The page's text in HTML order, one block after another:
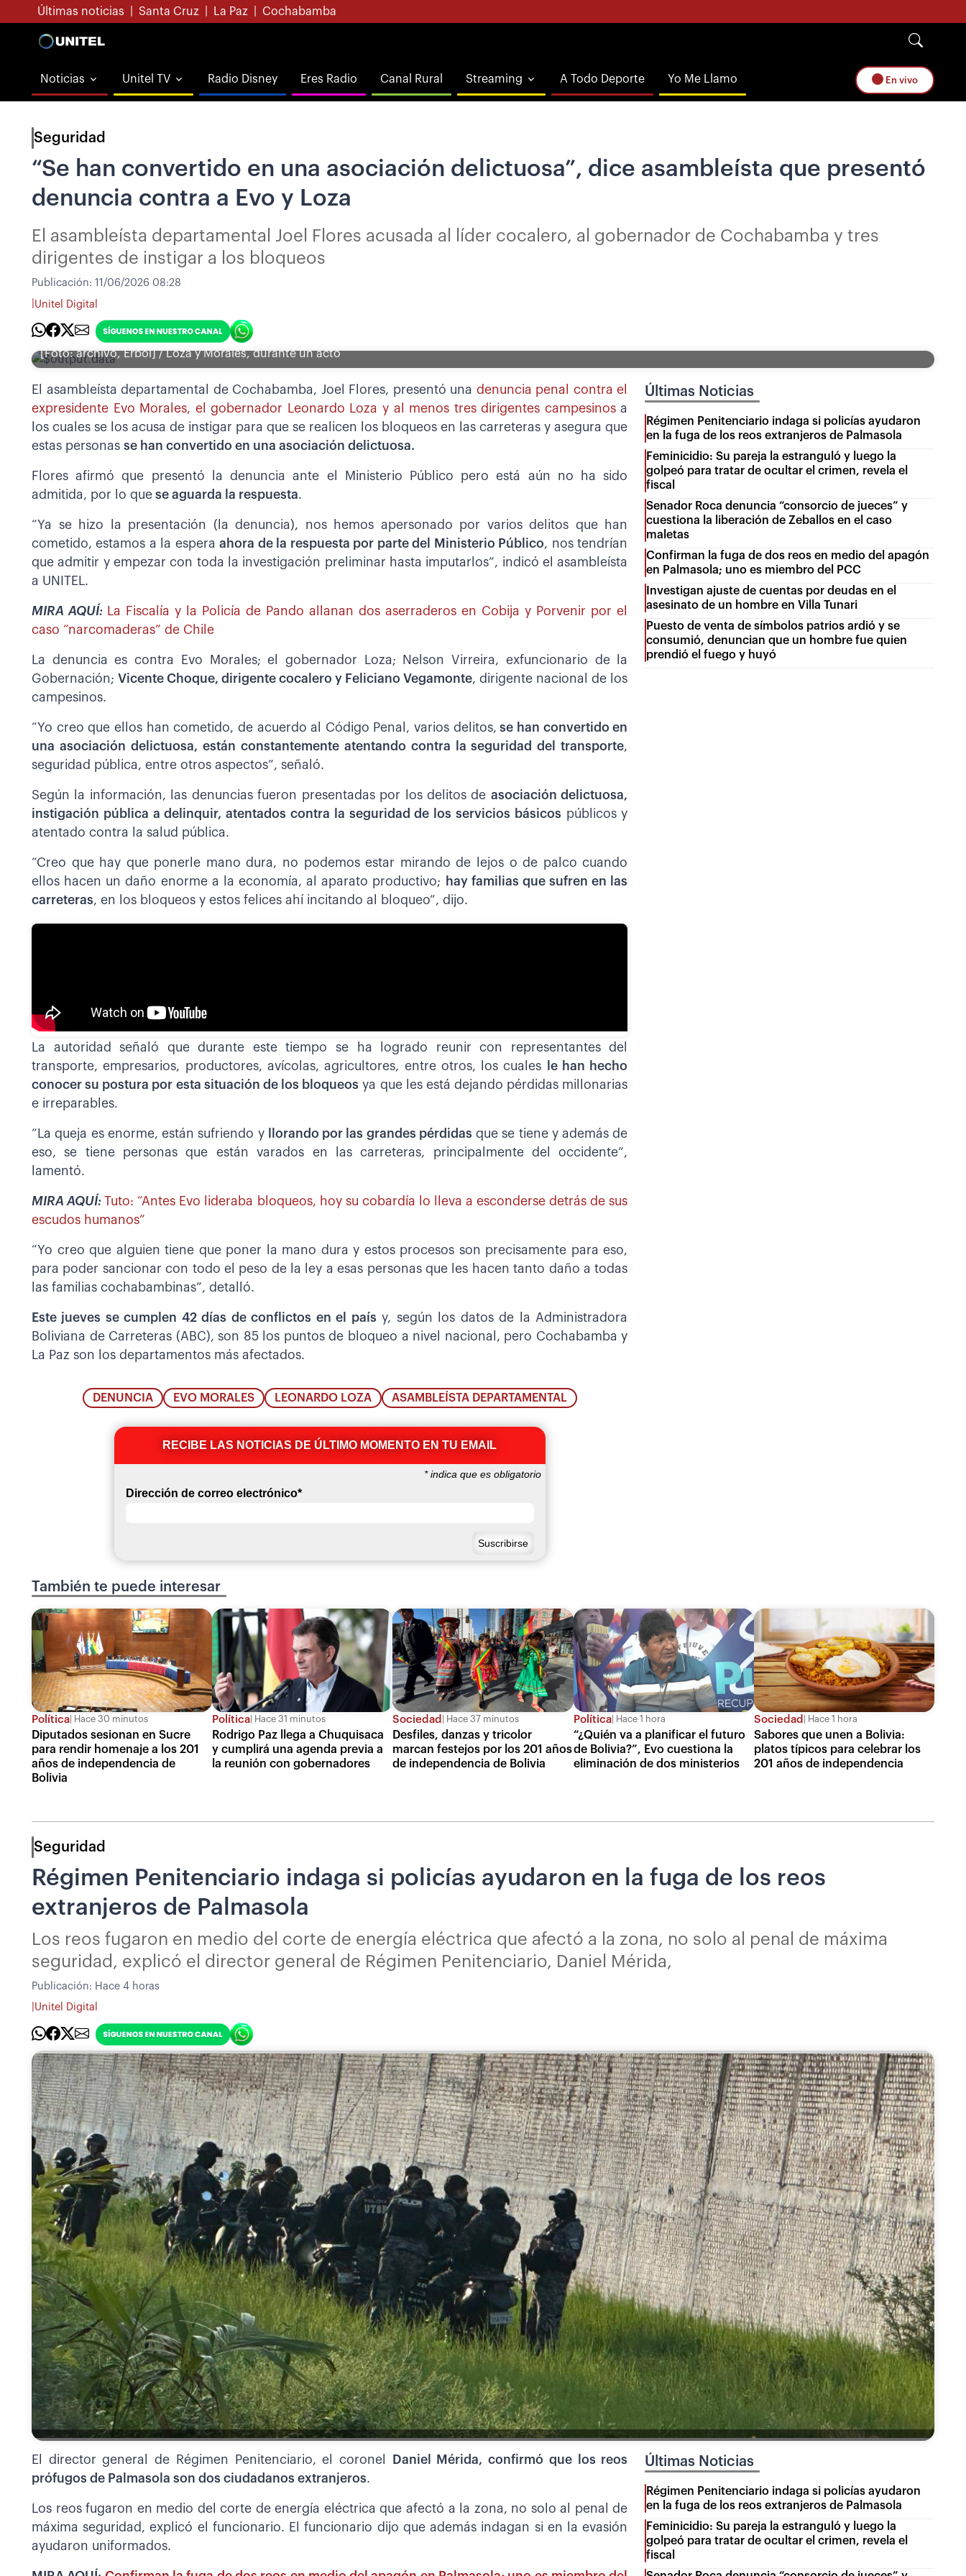
Últimas noticias Santa Cruz La Paz Cochabamba
Noticias Unitel TV Radio Disney Eres Radio Canal Rural Streaming A Todo Deporte Yo Me Llamo En vivo
Seguridad
“Se han convertido en una asociación delictuosa”, dice asambleísta que presentó
denuncia contra a Evo y Loza
El asambleísta departamental Joel Flores acusada al líder cocalero, al gobernador de Cochabamba y tres
dirigentes de instigar a los bloqueos
Publicación: 11/06/2026 08:28
Unitel Digital
[Foto: archivo, Erbol] / Loza y Morales, durante un acto
El asambleísta departamental de Cochabamba, Joel Flores, presentó una denuncia penal contra el
expresidente Evo Morales, el gobernador Leonardo Loza y al menos tres dirigentes campesinosa
los cuales se los acusa de instigar para que se realicen los bloqueos en las carreteras y asegura que
estas personas se han convertido en una asociación delictuosa.
Flores afirmó que presentó la denuncia ante el Ministerio Público pero está aún no ha sido
admitida, por lo que se aguarda la respuesta.
“Ya se hizo la presentación (la denuncia), nos hemos apersonado por varios delitos que han
cometido, estamos a la esperaahora de la respuesta por parte del Ministerio Público, nos tendrían
que admitir y empezar con toda la investigación preliminar hasta imputarlos”, indicó el asambleísta
a UNITEL.
MIRA AQUÍ: La Fiscalía y la Policía de Pando allanan dos aserraderos en Cobija y Porvenir por el
caso “narcomaderas” de Chile
La denuncia es contra Evo Morales; el gobernador Loza; Nelson Virreira, exfuncionario de la
Gobernación;Vicente Choque, dirigente cocalero y Feliciano Vegamonte, dirigente nacional de los
campesinos.
“Yo creo que ellos han cometido, de acuerdo al Código Penal, varios delitos, se han convertido en
una asociación delictuosa, están constantemente atentando contra la seguridad del transporte,
seguridad pública, entre otros aspectos”, señaló.
Según la información, las denuncias fueron presentadas por los delitos de asociación delictuosa,
instigación pública a delinquir, atentados contra la seguridad de los servicios básicos públicos y
atentado contra la salud pública.
“Creo que hay que ponerle mano dura, no podemos estar mirando de lejos o de palco cuando
ellos hacen un daño enorme a la economía, al aparato productivo;
hay familias que sufren en las
carreteras, en los bloqueos y estos felices ahí incitando al bloqueo”, dijo.
La autoridad señaló que durante este tiempo se ha logrado reunir con representantes del
transporte, empresarios, productores, avícolas, agricultores, entre otros, los cuales
le han hecho
conocer su postura por esta situación de los bloqueos ya que les está dejando pérdidas millonarias
e irreparables.
“La queja es enorme, están sufriendo y llorando por las grandes pérdidas que se tiene y además de
eso, se tiene personas que están varados en las carreteras, principalmente del occidente”,
lamentó.
MIRA AQUÍ:Tuto: “Antes Evo lideraba bloqueos, hoy su cobardía lo lleva a esconderse detrás de sus
escudos humanos”
“Yo creo que alguien tiene que poner la mano dura y estos procesos son precisamente para eso,
para poder sancionar con todo el peso de la ley a esas personas que les hacen tanto daño a todas
las familias cochabambinas”, detalló.
Este jueves se cumplen 42 días de conflictos en el país y, según los datos de la Administradora
Boliviana de Carreteras (ABC), son 85 los puntos de bloqueo a nivel nacional, pero Cochabamba y
La Paz son los departamentos más afectados.
DENUNCIA EVO MORALES LEONARDO LOZA ASAMBLEÍSTA DEPARTAMENTAL
RECIBE LAS NOTICIAS DE ÚLTIMO MOMENTO EN TU EMAIL
*indica que es obligatorio
Dirección de correo electrónico*
Últimas Noticias
Régimen Penitenciario indaga si policías ayudaron
en la fuga de los reos extranjeros de Palmasola
Feminicidio: Su pareja la estranguló y luego la
golpeó para tratar de ocultar el crimen, revela el
fiscal
Senador Roca denuncia “consorcio de jueces” y
cuestiona la liberación de Zeballos en el caso
maletas
Confirman la fuga de dos reos en medio del apagón
en Palmasola; uno es miembro del PCC
Investigan ajuste de cuentas por deudas en el
asesinato de un hombre en Villa Tunari
Puesto de venta de símbolos patrios ardió y se
consumió, denuncian que un hombre fue quien
prendió el fuego y huyó
También te puede interesar
Política Hace 30 minutos
Diputados sesionan en Sucre
para rendir homenaje a los 201
años de independencia de
Bolivia
Política Hace 31 minutos
Rodrigo Paz llega a Chuquisaca
y cumplirá una agenda previa a
la reunión con gobernadores
Sociedad Hace 37 minutos
Desfiles, danzas y tricolor
marcan festejos por los 201 años
de independencia de Bolivia
Política Hace 1 hora
“¿Quién va a planificar el futuro
de Bolivia?”, Evo cuestiona la
eliminación de dos ministerios
Sociedad Hace 1 hora
Sabores que unen a Bolivia:
platos típicos para celebrar los
201 años de independencia
Seguridad
Régimen Penitenciario indaga si policías ayudaron en la fuga de los reos
extranjeros de Palmasola
Los reos fugaron en medio del corte de energía eléctrica que afectó a la zona, no solo al penal de máxima
seguridad, explicó el director general de Régimen Penitenciario, Daniel Mérida,
Publicación: Hace 4 horas
Unitel Digital
El director general de Régimen Penitenciario, el coronel
Daniel Mérida, confirmó que los reos
prófugos de Palmasola son dos ciudadanos extranjeros.
Los reos fugaron en medio del corte de energía eléctrica que afectó a la zona, no solo al penal de
máxima seguridad, explicó el funcionario. El funcionario dijo que además indagan si en la evasión
ayudaron uniformados.
Últimas Noticias
Régimen Penitenciario indaga si policías ayudaron
en la fuga de los reos extranjeros de Palmasola
Feminicidio: Su pareja la estranguló y luego la
golpeó para tratar de ocultar el crimen, revela el
fiscal